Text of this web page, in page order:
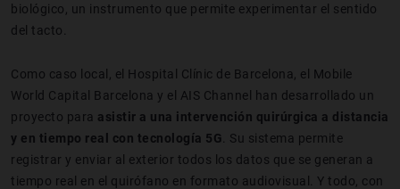
biológico, un instrumento que permite experimentar el sentido
del tacto.
Como caso local, el Hospital Clínic de Barcelona, el Mobile
World Capital Barcelona y el AIS Channel han desarrollado un
proyecto para asistir a una intervención quirúrgica a distancia
y en tiempo real con tecnología 5G . Su sistema permite
registrar y enviar al exterior todos los datos que se generan a
tiempo real en el quirófano en formato audiovisual. Y todo, con